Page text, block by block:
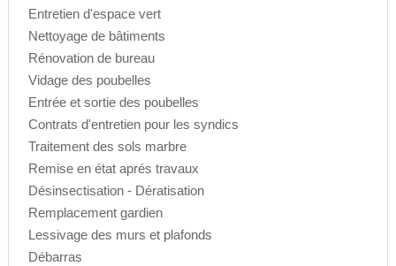
Entretien d'espace vert
Nettoyage de bâtiments
Rénovation de bureau
Vidage des poubelles
Entrée et sortie des poubelles
Contrats d'entretien pour les syndics
Traitement des sols marbre
Remise en état aprés travaux
Désinsectisation - Dératisation
Remplacement gardien
Lessivage des murs et plafonds
Débarras